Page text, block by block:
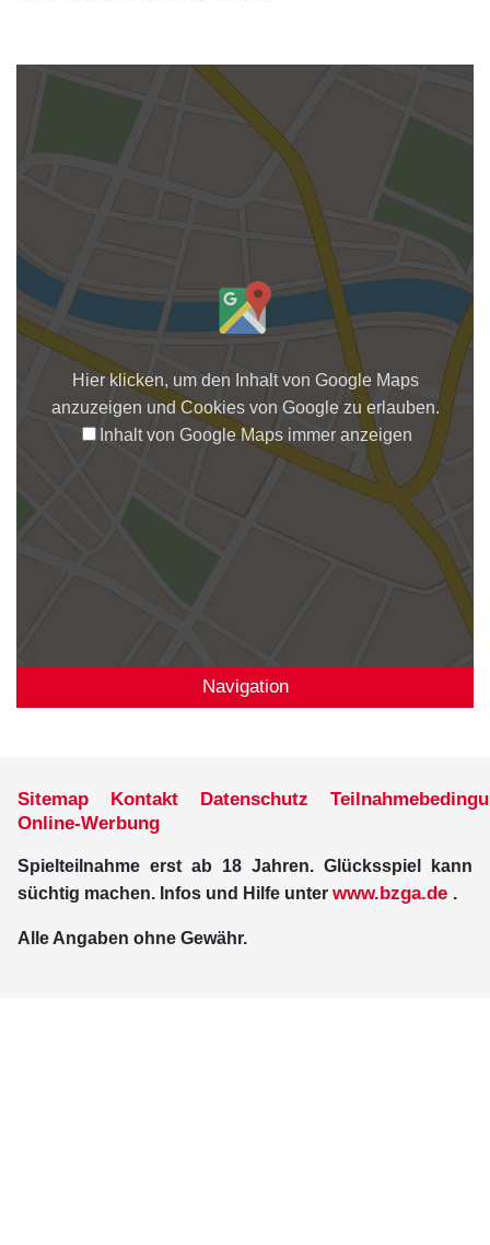
Hier klicken, um den Inhalt von Google Maps
anzuzeigen und Cookies von Google zu erlauben.
Inhalt von Google Maps immer anzeigen
Navigation
Sitemap Kontakt Datenschutz
Online-Werbung
Spielteilnahme erst ab 18 Jahren. Glücksspiel kann
süchtig machen. Infos und Hilfe unter www.bzga.de .
Alle Angaben ohne Gewähr.